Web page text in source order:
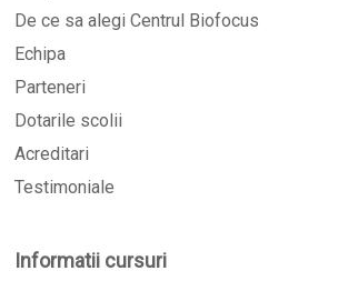
De ce sa alegi Centrul Biofocus
Echipa
Parteneri
Dotarile scolii
Acreditari
Testimoniale
Informatii cursuri